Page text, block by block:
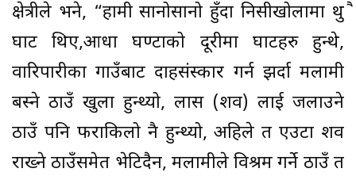
क्षेत्रीले भने, “हामी सानोसानो हुँदा निसीखोलामा थुप्रै
घाट थिए,आधा घण्टाको दूरीमा घाटहरु हुन्थे,
वारिपारीका गाउँबाट दाहसंस्कार गर्न झर्दा मलामी
बस्ने ठाउँ खुला हुन्थ्यो, लास (शव) लाई जलाउने
ठाउँ पनि फराकिलो नै हुन्थ्यो, अहिले त एउटा शव
राख्ने ठाउँसमेत भेटिदैन, मलामीले विश्रम गर्ने ठाउँ त